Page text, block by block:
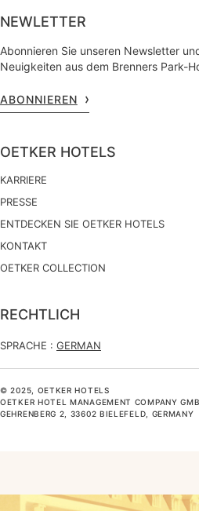
NEWLETTER
Abonnieren Sie unseren Newsletter
Neuigkeiten aus dem Brenners Park-
ABONNIEREN
OETKER HOTELS
KARRIERE
PRESSE
ENTDECKEN SIE OETKER HOTELS
KONTAKT
OETKER COLLECTION
RECHTLICH
SPRACHE : GERMAN
© 2025, OETKER HOTELS
OETKER HOTEL MANAGEMENT COMPANY
GEHRENBERG 2, 33602 BIELEFELD, GERMANY